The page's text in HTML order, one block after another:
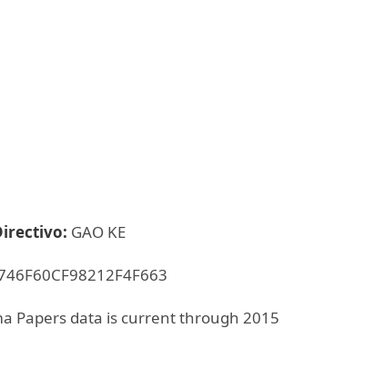
GAO KE
Papers data is current through 2015